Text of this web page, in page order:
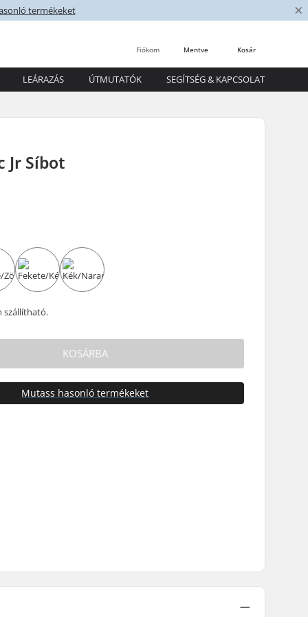
termékeket ×
Kosár
Mentve
Fiókom
LEÁRAZÁS ÚTMUTATÓK SEGÍTSÉG & KAPCSOLAT
Jr Síbot
szállítható.
KOSÁRBA
Mutass hasonló termékeket